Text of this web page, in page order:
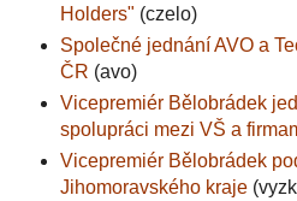
Holders" (czelo)
Společné jednání AVO a
ČR (avo)
Vicepremiér Bělobrádek
spolupráci mezi VŠ a
Vicepremiér Bělobrádek
Jihomoravského kraje